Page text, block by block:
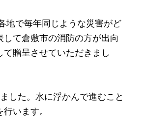
で毎年同じような災害がど
て倉敷市の消防の方が出向
贈呈させていただきまし
した。水に浮かんで進むこと
います。